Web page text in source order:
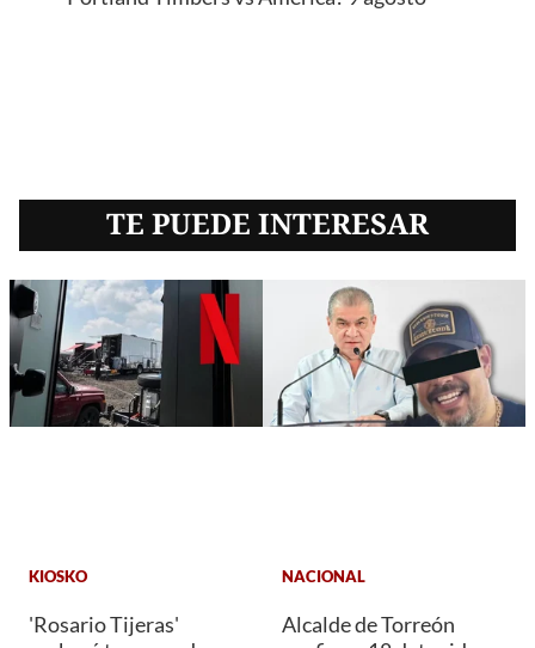
TE PUEDE INTERESAR
KIOSKO
'Rosario Tijeras'
NACIONAL
Alcalde de Torreón